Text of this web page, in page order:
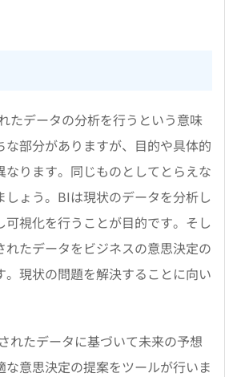
たデータの分析を行うという意味
な部分がありますが、目的や具体的
なります。同じものとしてとらえな
しょう。BIは現状のデータを分析し
可視化を行うことが目的です。そし
れたデータをビジネスの意思決定の
。現状の問題を解決することに向い
れたデータに基づいて未来の予想
な意思決定の提案をツールが行いま